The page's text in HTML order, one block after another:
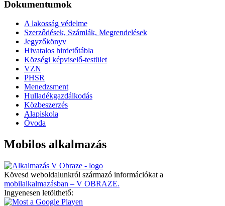
Dokumentumok
A lakosság védelme
Szerződések, Számlák, Megrendelések
Jegyzőkönyv
Hivatalos hirdetőtábla
Községi képviselő-testület
VZN
PHSR
Menedzsment
Hulladékgazdálkodás
Közbeszerzés
Alapiskola
Óvoda
Mobilos alkalmazás
Kövesd weboldalunkról származó információkat a
mobilalkalmazásban – V OBRAZE.
Ingyenesen letölthető: